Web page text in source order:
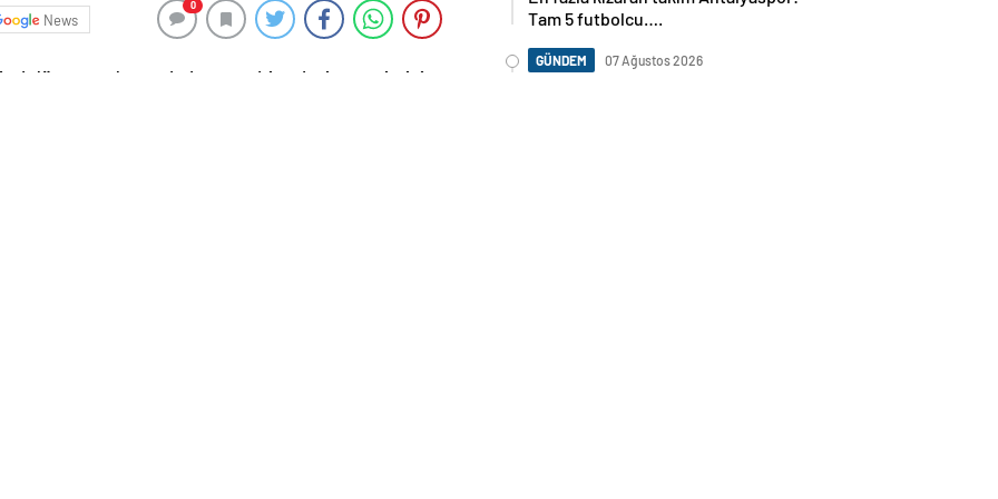
News
0
dünyasında markaların ve bireylerin çevrimiçi
Tam 5 futbolcu….
GÜNDEM 07 Ağustos 2026